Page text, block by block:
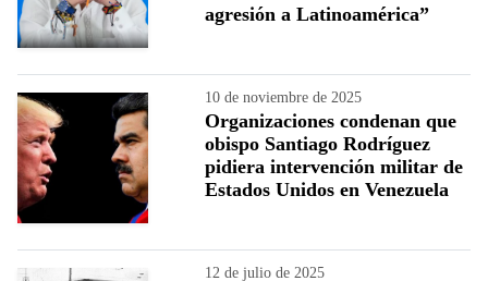
agresión a Latinoamérica”
10 de noviembre de 2025
Organizaciones condenan que
obispo Santiago Rodríguez
pidiera intervención militar de
Estados Unidos en Venezuela
12 de julio de 2025